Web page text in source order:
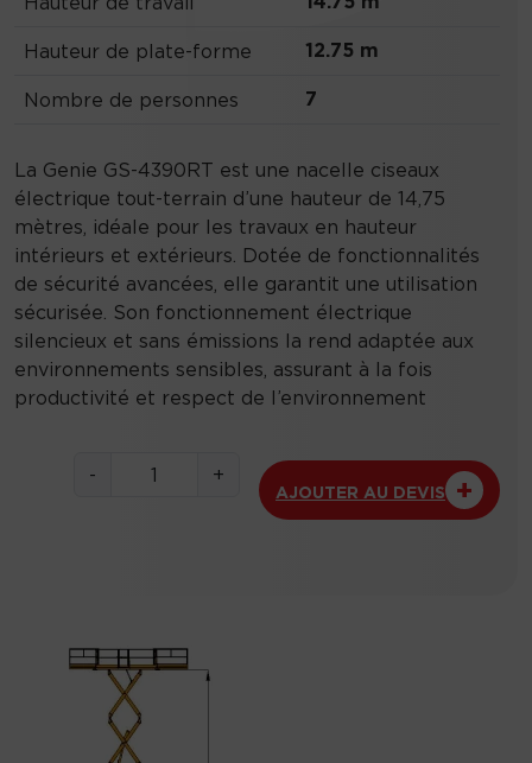
Hauteur de plate-forme 12.75 m
Nombre de personnes 7
La Genie GS-4390RT est une nacelle ciseaux
électrique tout-terrain d’une hauteur de 14,75
mètres, idéale pour les travaux en hauteur
intérieurs et extérieurs. Dotée de fonctionnalités
de sécurité avancées, elle garantit une utilisation
sécurisée. Son fonctionnement électrique
silencieux et sans émissions la rend adaptée aux
environnements sensibles, assurant à la fois
productivité et respect de l’environnement
-
é
+
AJOUTER AU DEVIS